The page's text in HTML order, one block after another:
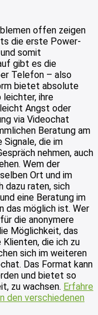
offen zeigen
die erste Power-
somit
gibt es die
Telefon – also
bietet absolute
ihre
Angst oder
via Videochat
Beratung am
die im
nehmen, auch
Wem der
Ort und im
dazu raten, sich
eine Beratung im
das möglich ist. Wer
die anonymere
Möglichkeit, das
die ich zu
sich im weiteren
Das Format kann
und bietet so
zu wachsen. Erfahre
den verschiedenen